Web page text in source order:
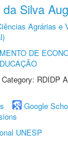
Silva
Agrárias e
DE
RDIDP
Google
UNESP